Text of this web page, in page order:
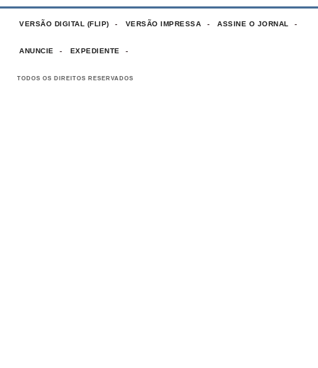
VERSÃO DIGITAL (FLIP) VERSÃO IMPRESSA ASSINE O JORNAL
ANUNCIE EXPEDIENTE
TODOS OS DIREITOS RESERVADOS